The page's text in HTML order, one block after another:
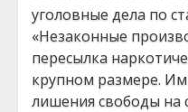
уголовные дела по
«Незаконные
пересылка
крупном размере.
лишения свободы на